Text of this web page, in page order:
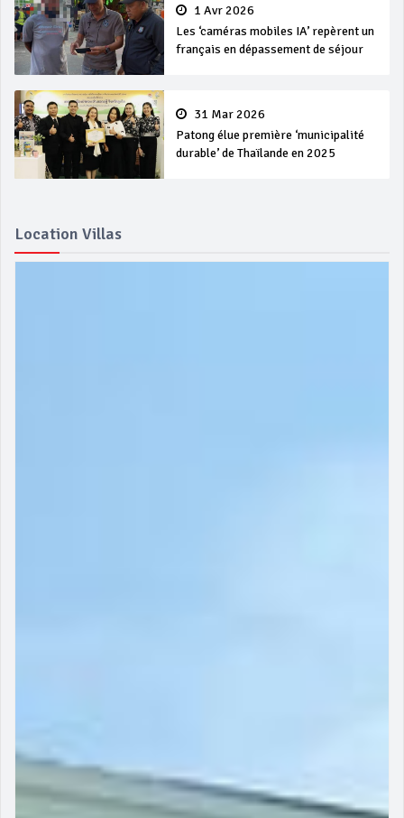
1 Avr 2026
Les ‘caméras mobiles IA’ repèrent un
français en dépassement de séjour
31 Mar 2026
Patong élue première ‘municipalité
durable’ de Thaïlande en 2025
Location Villas